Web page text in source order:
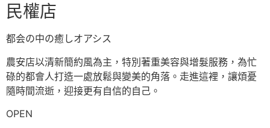
民權店
都会の中の癒しオアシス
農安店以清新簡約風為主，特別著重美容與增髮服務，為忙
碌的都會人打造一處放鬆與變美的角落。走進這裡，讓煩憂
隨時間流逝，迎接更有自信的自己。
OPEN